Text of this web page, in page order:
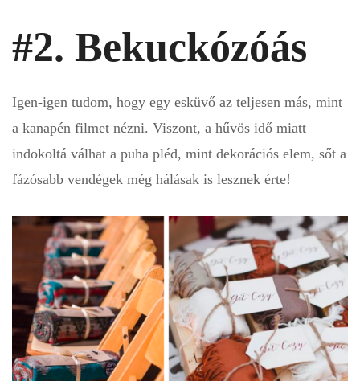
#2. Bekuckózóás
Igen-igen tudom, hogy egy esküvő az teljesen más, mint
a kanapén filmet nézni. Viszont, a hűvös idő miatt
indokoltá válhat a puha pléd, mint dekorációs elem, sőt a
fázósabb vendégek még hálásak is lesznek érte!